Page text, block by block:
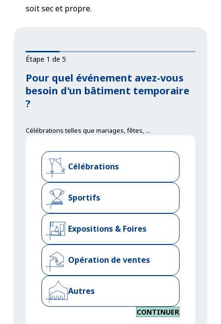
soit sec et propre.
Étape 1 de 5
Pour quel événement avez-vous
besoin d'un bâtiment temporaire
?
Célébrations telles que mariages, fêtes, ...
Célébrations
Sportifs
Expositions & Foires
Opération de ventes
Autres
CONTINUER